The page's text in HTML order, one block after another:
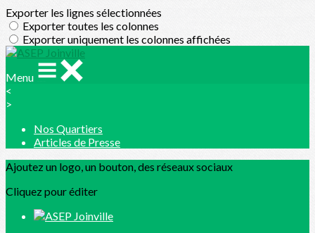
Exporter les lignes sélectionnées
Exporter toutes les colonnes
Exporter uniquement les colonnes affichées
Menu
<
>
Nos Quartiers
Articles de Presse
Ajoutez un logo, un bouton, des réseaux sociaux
Cliquez pour éditer